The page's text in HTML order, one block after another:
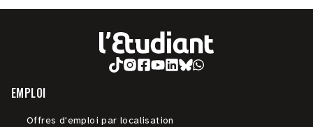
EMPLOI
Offres d'emploi par localisation